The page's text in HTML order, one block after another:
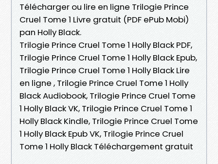
Télécharger ou lire en ligne Trilogie Prince
Cruel Tome 1 Livre gratuit (PDF ePub Mobi)
pan Holly Black.
Trilogie Prince Cruel Tome 1 Holly Black PDF,
Trilogie Prince Cruel Tome 1 Holly Black Epub,
Trilogie Prince Cruel Tome 1 Holly Black Lire
en ligne , Trilogie Prince Cruel Tome 1 Holly
Black Audiobook, Trilogie Prince Cruel Tome
1 Holly Black VK, Trilogie Prince Cruel Tome 1
Holly Black Kindle, Trilogie Prince Cruel Tome
1 Holly Black Epub VK, Trilogie Prince Cruel
Tome 1 Holly Black Téléchargement gratuit